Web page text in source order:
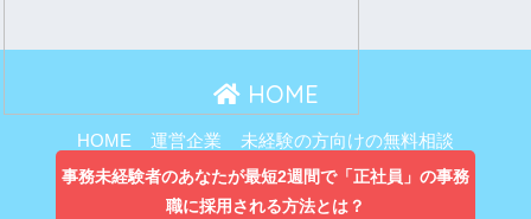
HOME
HOME 運営企業
未経験の方向けの無料相談
主婦向け無料相談
プライバシーポリシー
事務未経験者のあなたが最短2週間で「正社員」の事務
職に採用される方法とは？